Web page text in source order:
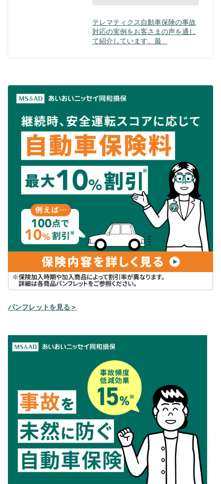
テレマティクス自動車保険の事故
対応の実例をお客さまの声を通し
て紹介しています。最...
パンフレットを見る＞